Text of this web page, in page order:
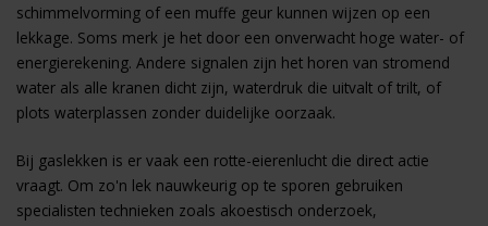
schimmelvorming of een muffe geur kunnen wijzen op een
lekkage. Soms merk je het door een onverwacht hoge water- of
energierekening. Andere signalen zijn het horen van stromend
water als alle kranen dicht zijn, waterdruk die uitvalt of trilt, of
plots waterplassen zonder duidelijke oorzaak.
Bij gaslekken is er vaak een rotte-eierenlucht die direct actie
vraagt. Om zo'n lek nauwkeurig op te sporen gebruiken
specialisten technieken zoals akoestisch onderzoek,